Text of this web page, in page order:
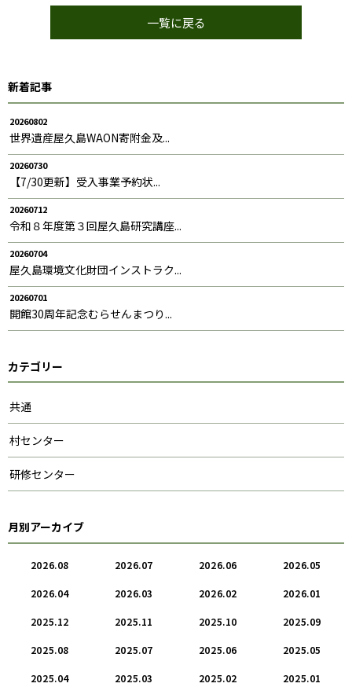
一覧に戻る
新着記事
20260802
世界遺産屋久島WAON寄附金及...
20260730
【7/30更新】受入事業予約状...
20260712
令和８年度第３回屋久島研究講座...
20260704
屋久島環境文化財団インストラク...
20260701
開館30周年記念むらせんまつり...
カテゴリー
共通
村センター
研修センター
月別アーカイブ
2026.08 2026.07 2026.06 2026.05
2026.04 2026.03 2026.02 2026.01
2025.12 2025.11 2025.10 2025.09
2025.08 2025.07 2025.06 2025.05
2025.04 2025.03 2025.02 2025.01